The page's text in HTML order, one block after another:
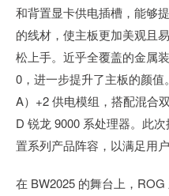
和背置显卡供电插槽，能够
的线材，使主板更加美观且
松上手。近乎全覆盖的金属
0，进一步提升了主板的颜
A）+2 供电模组，搭配混合
D 锐龙 9000 系处理器。此
置系列产品阵容，以满足用户
在 BW2025 的舞台上，